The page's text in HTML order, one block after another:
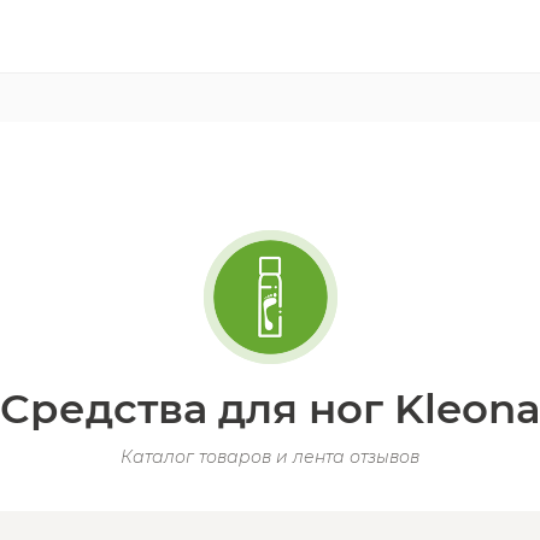
Средства для ног Kleona
Каталог товаров и лента отзывов